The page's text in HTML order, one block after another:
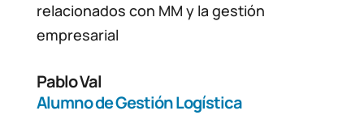
relacionados con MM y la gestión
empresarial
Pablo Val
Alumno de Gestión Logística